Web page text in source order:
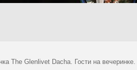
The Glenlivet Dacha. Гости на вечеринке.